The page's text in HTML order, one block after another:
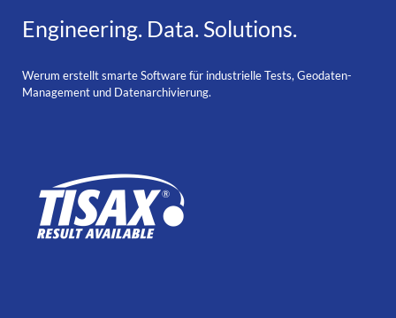
Engineering. Data. Solutions.
Werum erstellt smarte Software für industrielle Tests, Geodaten-
Management und Datenarchivierung.